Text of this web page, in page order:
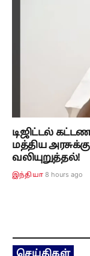
டிஜிட்டல்
மத்திய
வலியுறுத்தல்!
இந்தியா 8 hours ago